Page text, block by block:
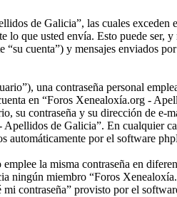
de Galicia”, las cuales exceden
que usted envía. Esto puede ser,
cuenta”) y mensajes enviados
una contraseña personal
en “Foros Xenealoxía.org -
su contraseña y su dirección de
de Galicia”. En cualquier
automáticamente por el software
la misma contraseña en
ningún miembro “Foros
contraseña” provisto por el